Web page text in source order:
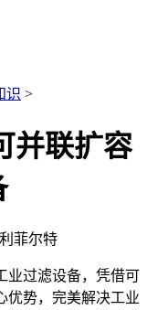
识 >
并联扩容
菲尔特
业过滤设备，凭借可
优势，完美解决工业